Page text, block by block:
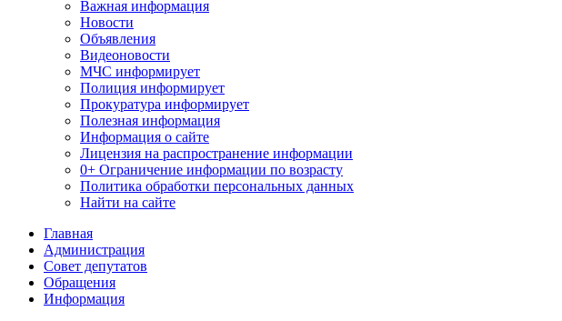
Важная информация
Новости
Объявления
Видеоновости
МЧС информирует
Полиция информирует
Прокуратура информирует
Полезная информация
Информация о сайте
Лицензия на распространение информации
0+ Ограничение информации по возрасту
Политика обработки персональных данных
Найти на сайте
Главная
Администрация
Совет депутатов
Обращения
Информация